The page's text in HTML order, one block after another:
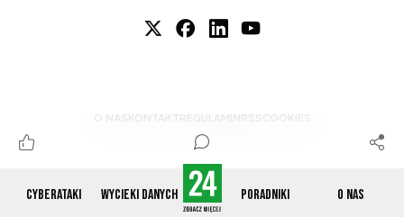
Cyberataki Wycieki danych Poradniki O nas
O NAS KONTAKTREGULAMINRSS COOKIES
© 2012-2026 CYBERDEFENCE24